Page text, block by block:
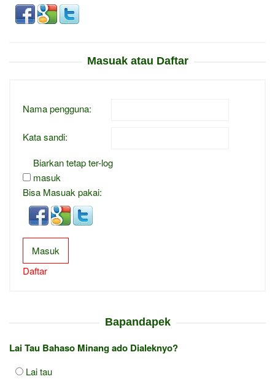
Masuak atau Daftar
Nama pengguna:
Kata sandi:
Biarkan tetap ter-log
masuk
Bisa Masuak pakai:
Masuk
Daftar
Bapandapek
Lai Tau Bahaso Minang ado Dialeknyo?
Lai tau